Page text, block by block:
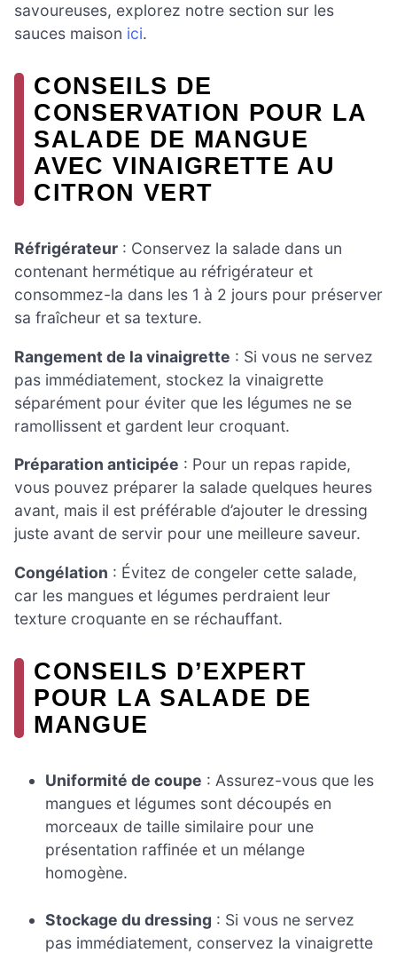
savoureuses, explorez notre section sur les
sauces maison ici.
CONSEILS DE
CONSERVATION POUR LA
SALADE DE MANGUE
AVEC VINAIGRETTE AU
CITRON VERT
Réfrigérateur : Conservez la salade dans un
contenant hermétique au réfrigérateur et
consommez-la dans les 1 à 2 jours pour préserver
sa fraîcheur et sa texture.
Rangement de la vinaigrette : Si vous ne servez
pas immédiatement, stockez la vinaigrette
séparément pour éviter que les légumes ne se
ramollissent et gardent leur croquant.
Préparation anticipée : Pour un repas rapide,
vous pouvez préparer la salade quelques heures
avant, mais il est préférable d’ajouter le dressing
juste avant de servir pour une meilleure saveur.
Congélation : Évitez de congeler cette salade,
car les mangues et légumes perdraient leur
texture croquante en se réchauffant.
CONSEILS D’EXPERT
POUR LA SALADE DE
MANGUE
Uniformité de coupe : Assurez-vous que les
mangues et légumes sont découpés en
morceaux de taille similaire pour une
présentation raffinée et un mélange
homogène.
Stockage du dressing : Si vous ne servez
pas immédiatement, conservez la vinaigrette